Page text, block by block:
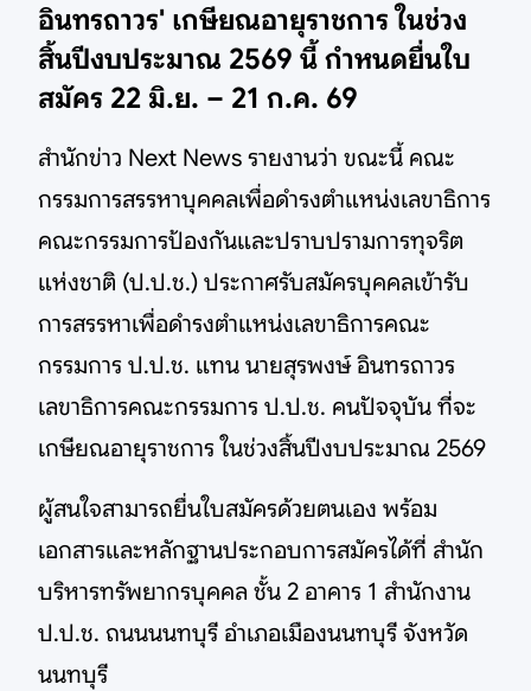
อินทรถาวร' เกษียณอายุราชการ ในช่วง
สิ้นปีงบประมาณ 2569 นี้ กำหนดยื่นใบ
สมัคร 22 มิ.ย. – 21 ก.ค. 69
สำนักข่าว Next News รายงานว่า ขณะนี้ คณะ
กรรมการสรรหาบุคคลเพื่อดำรงตำแหน่งเลขาธิการ
คณะกรรมการป้องกันและปราบปรามการทุจริต
แห่งชาติ (ป.ป.ช.) ประกาศรับสมัครบุคคลเข้ารับ
การสรรหาเพื่อดำรงตำแหน่งเลขาธิการคณะ
กรรมการ ป.ป.ช. แทน นายสุรพงษ์ อินทรถาวร
เลขาธิการคณะกรรมการ ป.ป.ช. คนปัจจุบัน ที่จะ
เกษียณอายุราชการ ในช่วงสิ้นปีงบประมาณ 2569
ผู้สนใจสามารถยื่นใบสมัครด้วยตนเอง พร้อม
เอกสารและหลักฐานประกอบการสมัครได้ที่ สำนัก
บริหารทรัพยากรบุคคล ชั้น 2 อาคาร 1 สำนักงาน
ป.ป.ช. ถนนนนทบุรี อำเภอเมืองนนทบุรี จังหวัด
นนทบุรี